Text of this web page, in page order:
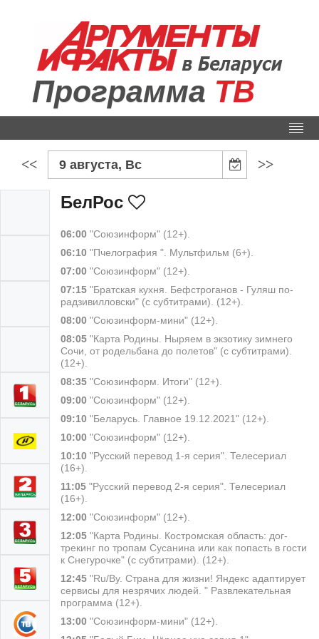
Программа ТВ
<< 9 августа, Вс >>
БелРос
06:00 "Союзинформ" (12+).
06:10 "Пчелография ". Мультфильм (6+).
07:00 "Союзинформ" (12+).
07:15 "Братская кухня. Бефстроганов - Гуляш по-
радзивилловски" (с субтитрами). (12+).
08:00 "Союзинформ-мини" (12+).
08:05 "Карта Родины. Ныряем в экзотику зимнего
Сочи, от родельбана до полетов" (с субтитрами).
(12+).
08:35 "Союзинформ. Итоги" (12+).
09:00 "Союзинформ" (12+).
09:10 "Беларусь. Главное 19.12.2021" (12+).
10:00 "Союзинформ" (12+).
10:10 "Русский перевод 1-я серия". Телесериал
(16+).
11:05 "Русский перевод 2-я серия". Телесериал
(16+).
12:00 "Союзинформ" (12+).
12:05 "Карта Родины. Костромская область: дог-
трекинг по тропам Сусанина или как попасть в гости
к Снегурочке" (с субтитрами). (12+).
12:45 "Ru/By. Страна для жизни! Яндекс адаптирует
сервисы для незрячих людей. " Развлекательная
программа (12+).
13:00 "Союзинформ-мини" (12+).